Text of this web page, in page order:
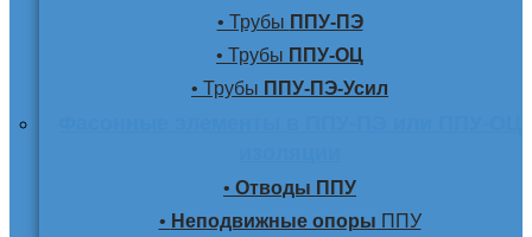
• Трубы ППУ-ПЭ
• Трубы ППУ-ОЦ
• Трубы ППУ-ПЭ-Усил
• Отводы ППУ
• Неподвижные опоры ППУ